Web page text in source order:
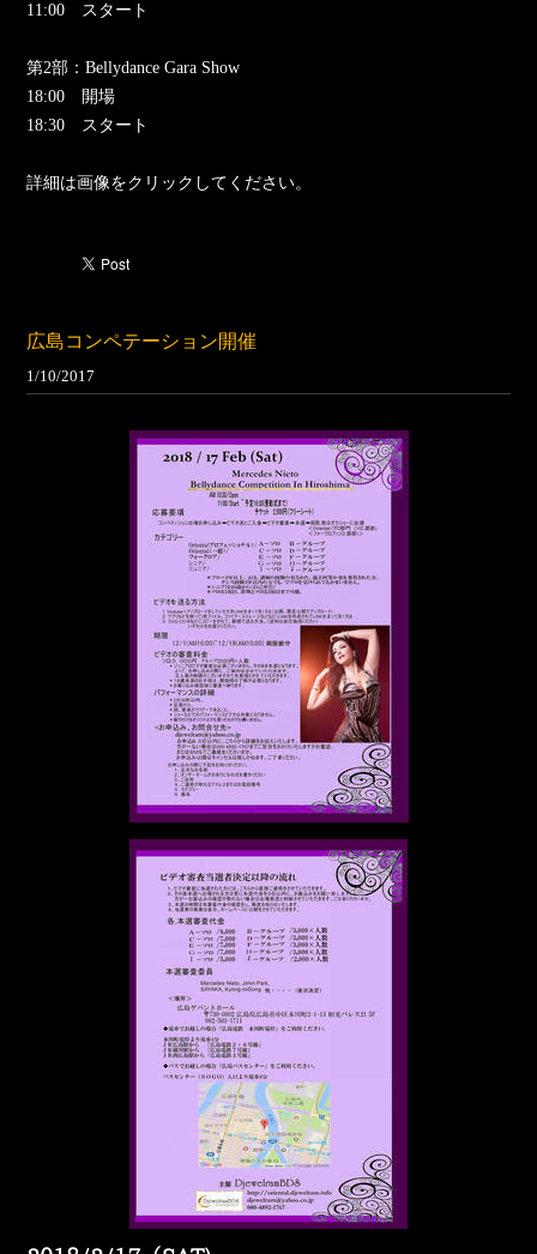
​11:00 スタート
第2部：Bellydance Gara Show
​18:00 開場
18:30 スタート
​詳細は画像をクリックしてください。
広島コンペテーション開催
1/10/2017